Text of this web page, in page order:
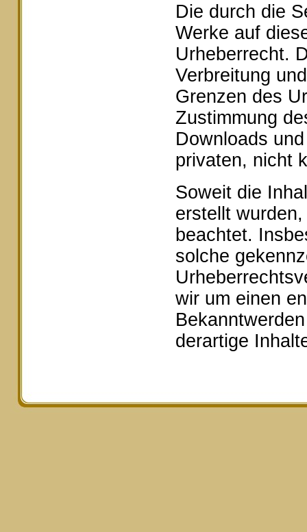
Die durch die
Werke auf
Urheberrecht.
Verbreitung
Grenzen des
Zustimmung
Downloads
privaten, nicht
Soweit die
erstellt
beachtet.
solche
wir um einen
derartige